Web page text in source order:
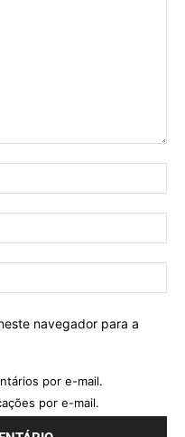
navegador para a
por e-mail.
por e-mail.